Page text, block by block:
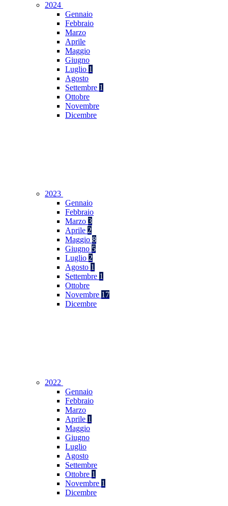
2024
Gennaio
Febbraio
Marzo
Aprile
Maggio
Giugno
Luglio 1
Agosto
Settembre 1
Ottobre
Novembre
Dicembre
2023
Gennaio
Febbraio
Marzo 3
Aprile 2
Maggio 8
Giugno 5
Luglio 2
Agosto 1
Settembre 1
Ottobre
Novembre 17
Dicembre
2022
Gennaio
Febbraio
Marzo
Aprile 1
Maggio
Giugno
Luglio
Agosto
Settembre
Ottobre 1
Novembre 1
Dicembre